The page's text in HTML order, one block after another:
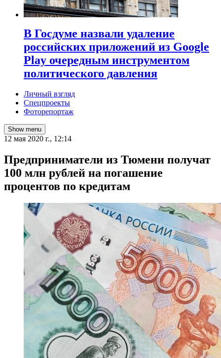
В Госдуме назвали удаление
российских приложений из Google
Play очередным инструментом
политического давления
Личный взгляд
Спецпроекты
Фоторепортаж
Show menu
12 мая 2020 г., 12:14
Предприниматели из Тюмени получат
100 млн рублей на погашение
процентов по кредитам